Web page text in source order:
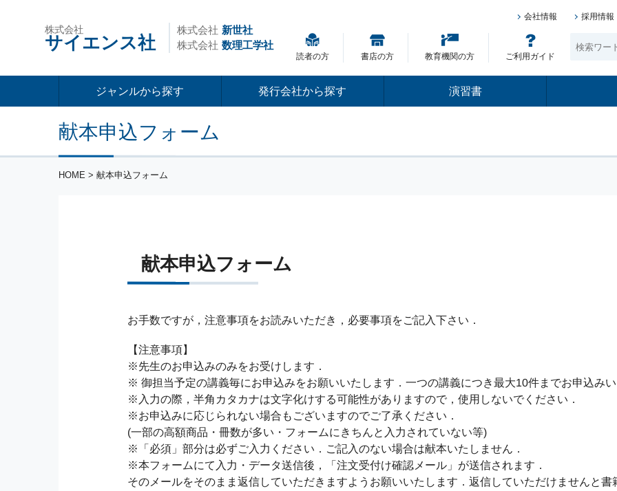
株式会社
サイエンス社
株式会社 新世社
株式会社 数理工学社
会社情報 採用情報
読者の方 書店の方 教育機関の方 ご利用ガイド
ジャンルから探す 発行会社から探す 演習書
献本申込フォーム
HOME > 献本申込フォーム
献本申込フォーム
お手数ですが，注意事項をお読みいただき，必要事項をご記入下さい．
【注意事項】
※先生のお申込みのみをお受けします．
※ 御担当予定の講義毎にお申込みをお願いいたします．一つの講義につき最大10件までお申込み
※入力の際，半角カタカナは文字化けする可能性がありますので，使用しないでください．
※お申込みに応じられない場合もございますのでご了承ください．
(一部の高額商品・冊数が多い・フォームにきちんと入力されていない等)
※「必須」部分は必ずご入力ください．ご記入のない場合は献本いたしません．
※本フォームにて入力・データ送信後，「注文受付け確認メール」が送信されます．
そのメールをそのまま返信していただきますようお願いいたします．返信していただけませんと